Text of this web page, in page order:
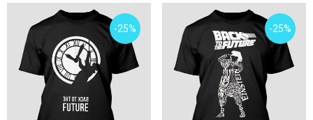
-25% -25%